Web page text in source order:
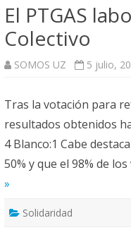
El PTGAS
Colectivo
SOMOS UZ 5 julio,
Tras la votación para
resultados obtenidos
4 Blanco:1 Cabe
50% y que el 98% de
»
Solidaridad